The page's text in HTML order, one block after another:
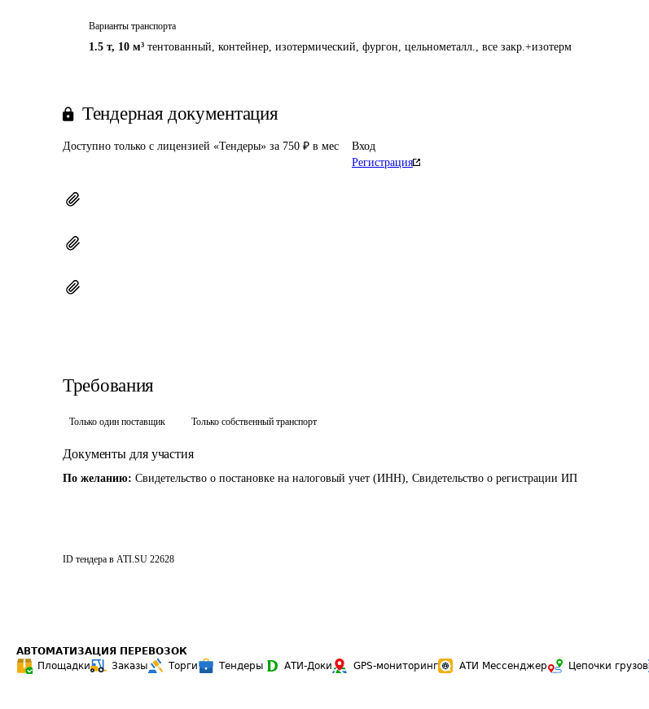
Варианты транспорта
1.5 т, 10 м³ тентованный, контейнер, изотермический, фургон, цельнометалл., все закр.+изотерм
Тендерная документация
Доступно только с лицензией «Тендеры» за 750 ₽ в мес
Вход
Регистрация
Требования
Только один поставщик Только собственный транспорт
Документы для участия
По желанию: Свидетельство о постановке на налоговый учет (ИНН), Свидетельство о регистрации ИП
ID тендера в ATI.SU 22628
АВТОМАТИЗАЦИЯ ПЕРЕВОЗОК
Площадки
Заказы Торги Тендеры АТИ-Доки GPS-мониторинг АТИ Мессенджер Цепочки грузов